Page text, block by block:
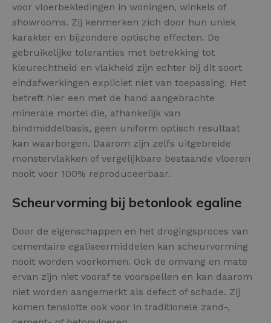
voor vloerbekledingen in woningen, winkels of
showrooms. Zij kenmerken zich door hun uniek
karakter en bijzondere optische effecten. De
gebruikelijke toleranties met betrekking tot
kleurechtheid en vlakheid zijn echter bij dit soort
eindafwerkingen expliciet niet van toepassing. Het
betreft hier een met de hand aangebrachte
minerale mortel die, afhankelijk van
bindmiddelbasis, geen uniform optisch resultaat
kan waarborgen. Daarom zijn zelfs uitgebreide
monstervlakken of vergelijkbare bestaande vloeren
nooit voor 100% reproduceerbaar.
Scheurvorming bij betonlook egaline
Door de eigenschappen en het drogingsproces van
cementaire egaliseermiddelen kan scheurvorming
nooit worden voorkomen. Ook de omvang en mate
ervan zijn niet vooraf te voorspellen en kan daarom
niet worden aangemerkt als defect of schade. Zij
komen tenslotte ook voor in traditionele zand-,